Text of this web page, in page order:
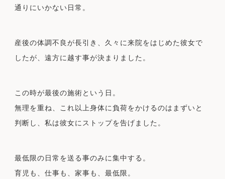
通りにいかない日常。
産後の体調不良が長引き、久々に来院をはじめた彼女で
したが、遠方に越す事が決まりました。
この時が最後の施術という日。
無理を重ね、これ以上身体に負荷をかけるのはまずいと
判断し、私は彼女にストップを告げました。
最低限の日常を送る事のみに集中する。
育児も、仕事も、家事も、最低限。